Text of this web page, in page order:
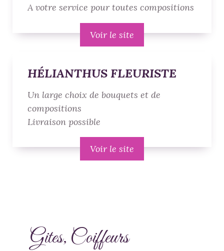
A votre service pour toutes compositions
Voir le site
HÉLIANTHUS FLEURISTE
Un large choix de bouquets et de
compositions
Livraison possible
Voir le site
Gites, Coiffeurs